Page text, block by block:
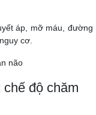
áp, mỡ máu, đường
cơ.
não
độ chăm